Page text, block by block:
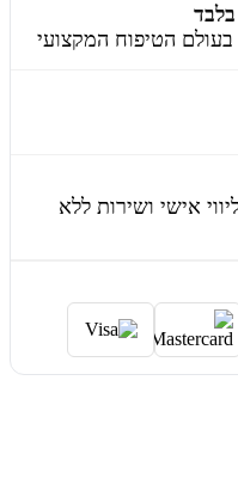
הטיפוח המקצועי
אישי ושירות ללא